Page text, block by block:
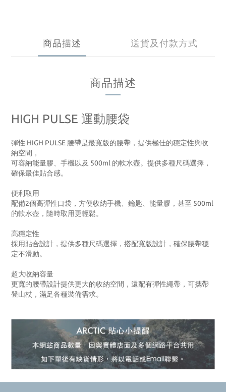
商品描述 送貨及付款方式
商品描述
HIGH PULSE 運動腰袋
彈性 HIGH PULSE 腰帶是最寬版的腰帶，提供極佳的穩定性與收
納空間，
可容納能量膠、手機以及 500ml 的軟水壺。提供多種尺碼選擇，
確保最佳貼合感。
便利取用
配備2個高彈性口袋，方便收納手機、鑰匙、能量膠，甚至 500ml
的軟水壺，隨時取用更輕鬆。
高穩定性
採用貼合設計，提供多種尺碼選擇，搭配寬版設計，確保腰帶穩
定不滑動。
超大收納容量
更寬的腰帶設計提供更大的收納空間，還配有彈性繩帶，可攜帶
登山杖，滿足各種裝備需求。